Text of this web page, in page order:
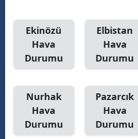
Ekinözü
Hava
Durumu
Elbistan
Hava
Durumu
Nurhak
Hava
Durumu
Pazarcık
Hava
Durumu